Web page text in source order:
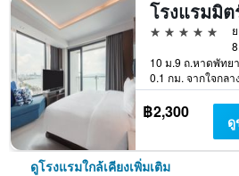
5 ดาว
0.1 กม. จากใจกลา
฿2,300 ดู
ดูโรงแรมใกล้เคียงเพิ่มเติม